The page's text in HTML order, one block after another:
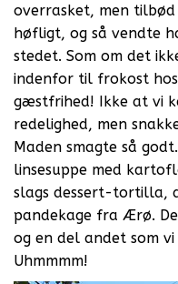
overrasket, men
høfligt, og så vendte
stedet. Som om det
indenfor til frokost
gæstfrihed! Ikke at vi
redelighed, men
Maden smagte så
linsesuppe med
slags dessert-tortilla,
pandekage fra Ærø.
og en del andet som
Uhmmmm!